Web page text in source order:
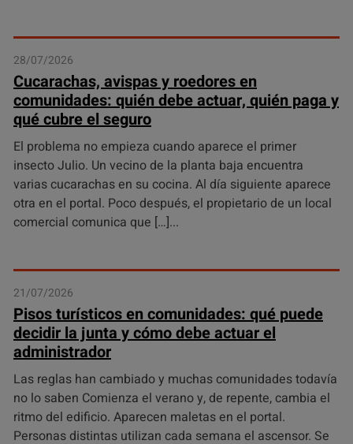
28/07/2026
Cucarachas, avispas y roedores en
comunidades: quién debe actuar, quién paga y
qué cubre el seguro
El problema no empieza cuando aparece el primer
insecto Julio. Un vecino de la planta baja encuentra
varias cucarachas en su cocina. Al día siguiente aparece
otra en el portal. Poco después, el propietario de un local
comercial comunica que […]
21/07/2026
Pisos turísticos en comunidades: qué puede
decidir la junta y cómo debe actuar el
administrador
Las reglas han cambiado y muchas comunidades todavía
no lo saben Comienza el verano y, de repente, cambia el
ritmo del edificio. Aparecen maletas en el portal.
Personas distintas utilizan cada semana el ascensor. Se